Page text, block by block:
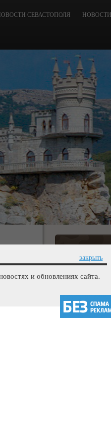
СЕВАСТОПОЛЯ
и
днем.
Главная
Информация о
закрыть
и обновлениях сайта.